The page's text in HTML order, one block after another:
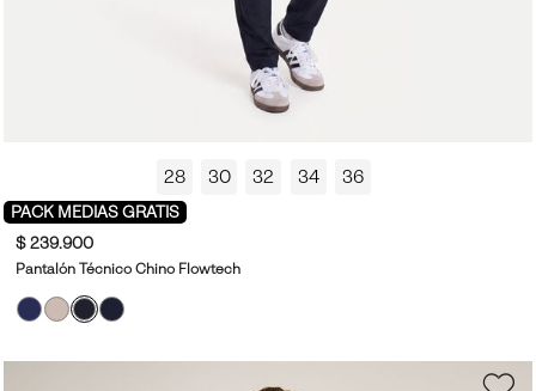
28 30 32 34 36
PACK MEDIAS GRATIS
$ 239.900
Pantalón Técnico Chino Flowtech